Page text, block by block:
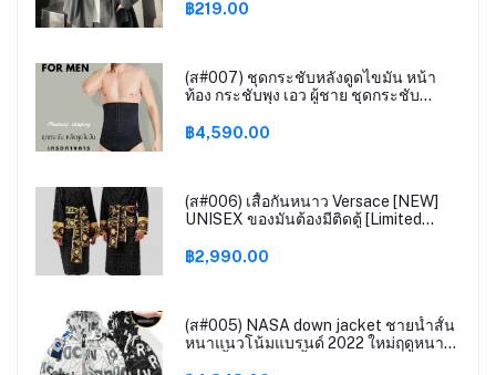
฿219.00
(ส#007) ชุดกระชับหลังดูดไขมัน หน้า
ท้อง กระชับพุง เอว ผู้ชาย ชุดกระชับ
฿4,590.00
(ส#006) เสื้อกันหนาว Versace [NEW]
UNISEX ของมันต้องมีติดตู้ [Limited
฿2,990.00
(ส#005) NASA down jacket ชายน้ำสั้น
หนาแนวโน้มแบรนด์ 2022 ใหม่ฤดูหนาว